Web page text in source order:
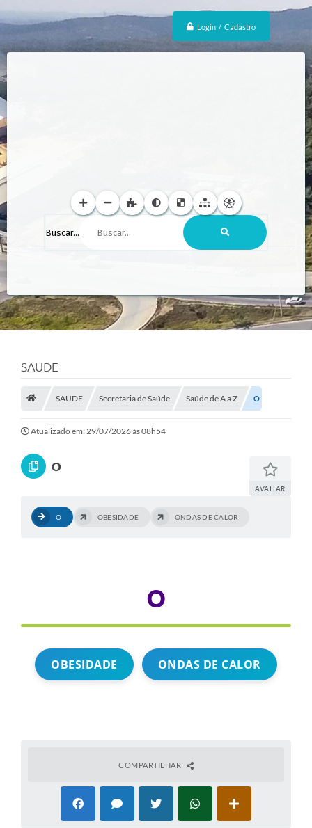
Login / Cadastro
Buscar...
SAUDE
SAUDE Secretaria de Saúde Saúde de A a Z O
Atualizado em: 29/07/2026 às 08h54
O
AVALIAR
O OBESIDADE ONDAS DE CALOR
O
OBESIDADE ONDAS DE CALOR
COMPARTILHAR